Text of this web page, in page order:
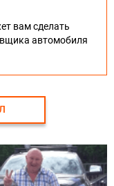
вам сделать
автомобиля